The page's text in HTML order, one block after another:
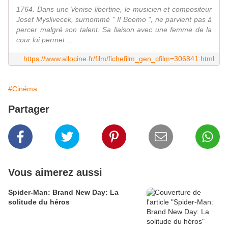
1764. Dans une Venise libertine, le musicien et compositeur
Josef Myslivecek, surnommé " Il Boemo ", ne parvient pas à
percer malgré son talent. Sa liaison avec une femme de la
cour lui permet ...
https://www.allocine.fr/film/fichefilm_gen_cfilm=306841.html
#Cinéma
Partager
Vous aimerez aussi
Spider-Man: Brand New Day: La
solitude du héros